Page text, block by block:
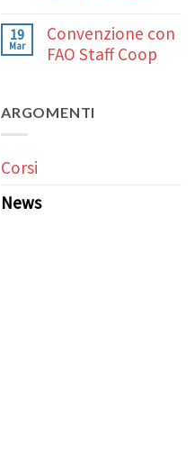
19
Mar
Convenzione con
FAO Staff Coop
ARGOMENTI
Corsi
News